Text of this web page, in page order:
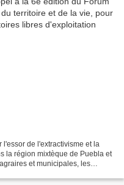
de l'extractivisme et la
la région mixtèque de Puebla et
et municipales, les